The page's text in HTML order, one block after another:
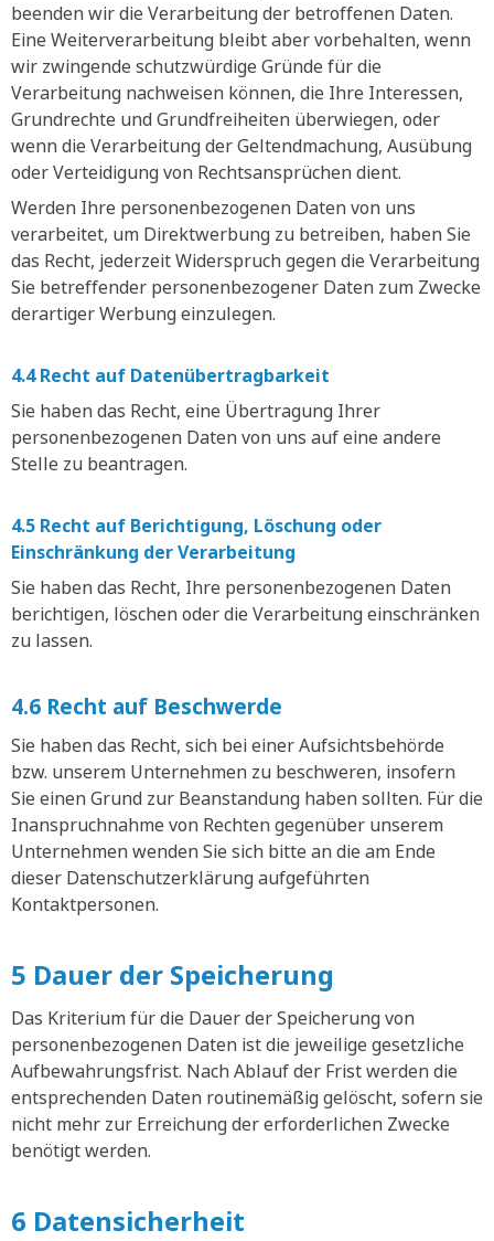
beenden wir die Verarbeitung der betroffenen Daten.
Eine Weiterverarbeitung bleibt aber vorbehalten, wenn
wir zwingende schutzwürdige Gründe für die
Verarbeitung nachweisen können, die Ihre Interessen,
Grundrechte und Grundfreiheiten überwiegen, oder
wenn die Verarbeitung der Geltendmachung, Ausübung
oder Verteidigung von Rechtsansprüchen dient.
Werden Ihre personenbezogenen Daten von uns
verarbeitet, um Direktwerbung zu betreiben, haben Sie
das Recht, jederzeit Widerspruch gegen die Verarbeitung
Sie betreffender personenbezogener Daten zum Zwecke
derartiger Werbung einzulegen.
4.4 Recht auf Datenübertragbarkeit
Sie haben das Recht, eine Übertragung Ihrer
personenbezogenen Daten von uns auf eine andere
Stelle zu beantragen.
4.5 Recht auf Berichtigung, Löschung oder
Einschränkung der Verarbeitung
Sie haben das Recht, Ihre personenbezogenen Daten
berichtigen, löschen oder die Verarbeitung einschränken
zu lassen.
4.6 Recht auf Beschwerde
Sie haben das Recht, sich bei einer Aufsichtsbehörde
bzw. unserem Unternehmen zu beschweren, insofern
Sie einen Grund zur Beanstandung haben sollten. Für die
Inanspruchnahme von Rechten gegenüber unserem
Unternehmen wenden Sie sich bitte an die am Ende
dieser Datenschutzerklärung aufgeführten
Kontaktpersonen.
5 Dauer der Speicherung
Das Kriterium für die Dauer der Speicherung von
personenbezogenen Daten ist die jeweilige gesetzliche
Aufbewahrungsfrist. Nach Ablauf der Frist werden die
entsprechenden Daten routinemäßig gelöscht, sofern sie
nicht mehr zur Erreichung der erforderlichen Zwecke
benötigt werden.
6 Datensicherheit